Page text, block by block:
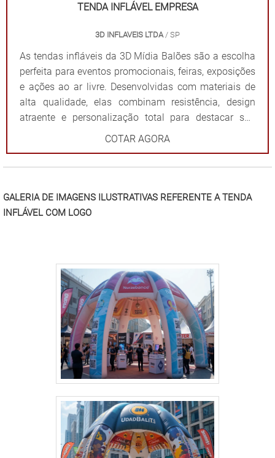
visual: Garantem destaque em meio a qualquer
inesquecível com uma solução que combina
funcionalidade e impacto visual!
TENDA INFLÁVEL EMPRESA
3D INFLAVEIS LTDA/ SP
As tendas infláveis da 3D Mídia Balões são a escolha
perfeita para eventos promocionais, feiras, exposições
e ações ao ar livre. Desenvolvidas com materiais de
alta qualidade, elas combinam resistência, design
atraente e personalização total para destacar sua
marca de forma impactante. Cada tenda é projetada
mensagem. Além de proteger contra sol ou chuva,
elas criam um ponto de referência visual que atrai o
impressões exclusivas. Praticidade: Fácil transporte,
montagem e desmontagem. Durabilidade: Feitas com
materiais resistentes para uso frequente. Impacto
visual: Garantem destaque em meio a qualquer
cenário. Dê destaque à sua marca e torne seu evento
inesquecível com uma solução que combina
funcionalidade e impacto visual!
COTAR AGORA
GALERIA DE IMAGENS ILUSTRATIVAS REFERENTE A TENDA
INFLÁVEL COM LOGO